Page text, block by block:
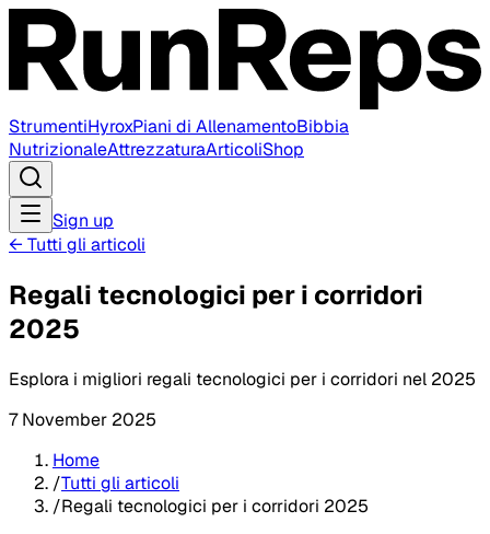
StrumentiHyroxPiani di AllenamentoBibbia
NutrizionaleAttrezzaturaArticoliShop
Sign up
← Tutti gli articoli
Regali tecnologici per i corridori
2025
Esplora i migliori regali tecnologici per i corridori nel 2025
7 November 2025
Home
/Tutti gli articoli
/Regali tecnologici per i corridori 2025